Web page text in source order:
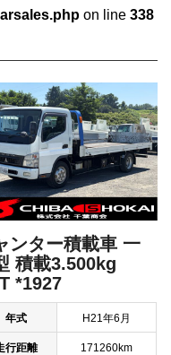
on line 338
ンター積載車 一
積載3.500kg
*1927
年式 H21年6月
行距離 171260km